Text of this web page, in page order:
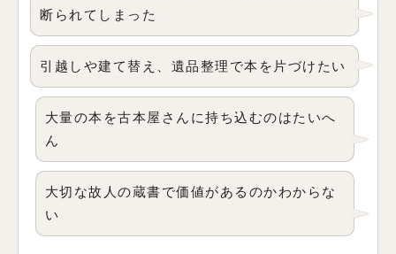
断られてしまった
引越しや建て替え、遺品整理で本を片づけたい
大量の本を古本屋さんに持ち込むのはたいへ
ん
大切な故人の蔵書で価値があるのかわからな
い